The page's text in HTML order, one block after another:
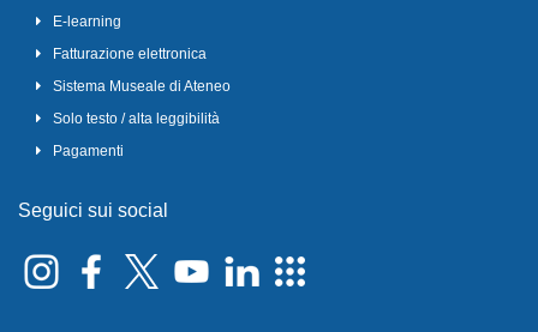
E-learning
Fatturazione elettronica
Sistema Museale di Ateneo
Solo testo / alta leggibilità
Pagamenti
Seguici sui social